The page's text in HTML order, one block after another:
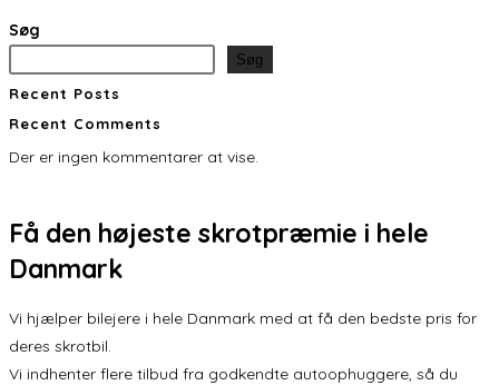
Søg
Søg
Recent Posts
Recent Comments
Der er ingen kommentarer at vise.
Få den højeste skrotpræmie i hele
Danmark
Vi hjælper bilejere i hele Danmark med at få den bedste pris for
deres skrotbil.
Vi indhenter flere tilbud fra godkendte autoophuggere, så du